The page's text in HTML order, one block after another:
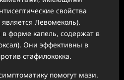
свойства
Левомеколь).
форме капель, содержат в
Они эффективны в
стафилококка.
помогут мази.